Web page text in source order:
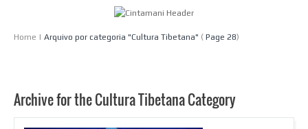
Home | Arquivo por categoria "Cultura Tibetana" ( Page 28)
Archive for the Cultura Tibetana Category